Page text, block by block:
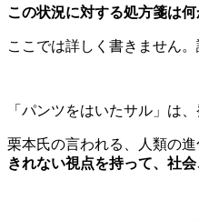
この状況に対する処方箋は何
ここでは詳しく書きません
「パンツをはいたサル」は
栗本氏の言われる、人類の
きれない視点を持って、社